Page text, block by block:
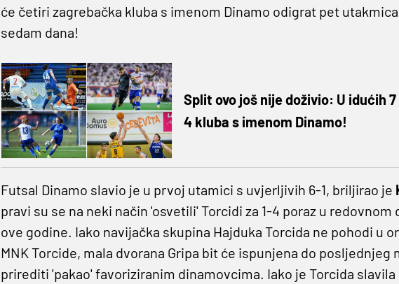
će četiri zagrebačka kluba s imenom Dinamo odigrat pet
sedam dana!
Split ovo još nije doživio: U idućih
4 kluba s imenom Dinamo!
Futsal Dinamo slavio je u prvoj utamici s uvjerljivih 6-1, briljirao je
pravi su se na neki način 'osvetili' Torcidi za 1-4 poraz u
ove godine. Iako navijačka skupina Hajduka Torcida ne pohodi u
MNK Torcide, mala dvorana Gripa bit će ispunjena do
prirediti 'pakao' favoriziranim dinamovcima. Iako je Torcida